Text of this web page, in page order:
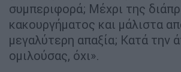
συμπεριφορά; Μέχρι της
κακουργήματος και μάλιστα
μεγαλύτερη απαξία; Κατά την
ομιλούσας, όχι».